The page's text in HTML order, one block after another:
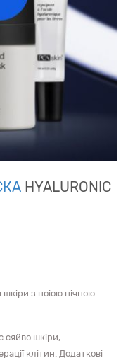
HYALURONIC
з ноіою нічною
сяйво шкіри,
клітин. Додаткові